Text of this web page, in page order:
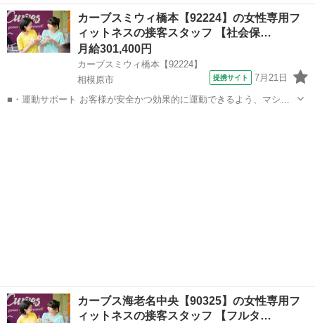
の使い方をアドバイスします。運動が初めての方や苦手な方がほとん
どなので、難しい指導はありません。「今日はこの動きを意識しまし
ょう！」といったお声がけをしながら、...
神奈川 川崎市 その他
カーブスミウィ橋本【92224】の女性専用フ
ィットネスの接客スタッフ 【社会保…
月給301,400円
カーブスミウィ橋本【92224】
相模原市
提携サイト 7月21日
■・運動サポート お客様が安全かつ効果的に運動できるよう、マシン
カーブス海老名中央【90325】の女性専用フ
ィットネスの接客スタッフ 【フルタ…